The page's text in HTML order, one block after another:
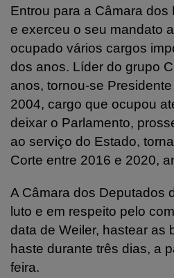
Entrou para a Câmara
e exerceu o seu mandato
ocupado vários cargos
dos anos. Líder do grupo
anos, tornou-se
2004, cargo que ocupou
deixar o Parlamento,
ao serviço do Estado,
Corte entre 2016 e 2020,
A Câmara dos Deputados
luto e em respeito pelo
data de Weiler, hastear as
haste durante três dias, a
feira.